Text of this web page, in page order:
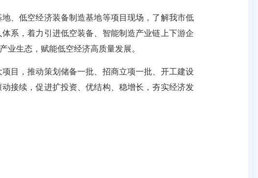
、低空经济装备制造基地等项目现场，了解我市低
系，着力引进低空装备、智能制造产业链上下游企
生态，赋能低空经济高质量发展。
，推动策划储备一批、招商立项一批、开工建设
接续，促进扩投资、优结构、稳增长，夯实经济发